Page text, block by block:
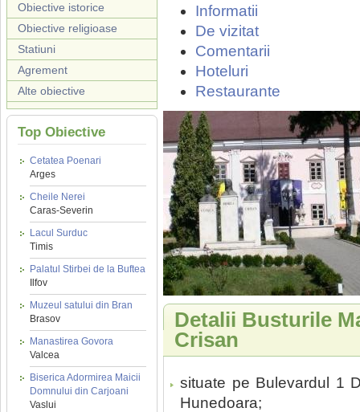
Obiective istorice
Obiective religioase
Statiuni
Agrement
Alte obiective
Top Obiective
Cetatea Poenari
Arges
Cheile Nerei
Caras-Severin
Lacul Surduc
Timis
Palatul Stirbei de la Buftea
Ilfov
Muzeul satului din Bran
Brasov
Manastirea Govora
Valcea
Biserica Adormirea Maicii
Domnului din Carjoani
Vaslui
Informatii
De vizitat
Comentarii
Hoteluri
Restaurante
Detalii Busturile
Crisan
situate pe Bulevardul 1
Hunedoara;